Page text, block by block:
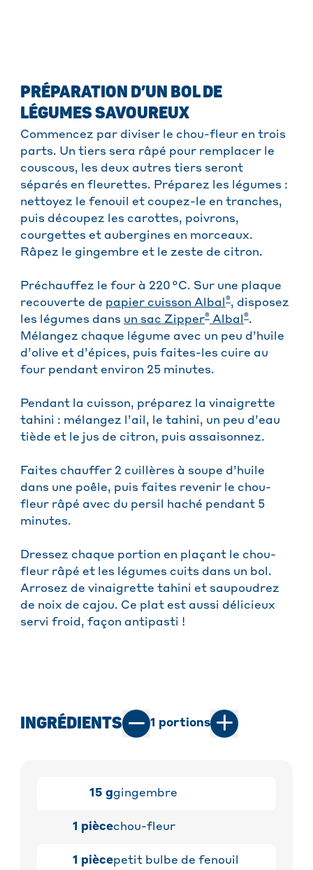
PRÉPARATION D’UN BOL DE
LÉGUMES SAVOUREUX
Commencez par diviser le chou-fleur en trois
parts. Un tiers sera râpé pour remplacer le
couscous, les deux autres tiers seront
séparés en fleurettes. Préparez les légumes :
nettoyez le fenouil et coupez-le en tranches,
puis découpez les carottes, poivrons,
courgettes et aubergines en morceaux.
Râpez le gingembre et le zeste de citron.
Préchauffez le four à 220 °C. Sur une plaque
recouverte de papier cuisson Albal®, disposez
les légumes dans un sac Zipper® Albal®.
Mélangez chaque légume avec un peu d’huile
d’olive et d’épices, puis faites-les cuire au
four pendant environ 25 minutes.
Pendant la cuisson, préparez la vinaigrette
tahini : mélangez l’ail, le tahini, un peu d’eau
tiède et le jus de citron, puis assaisonnez.
Faites chauffer 2 cuillères à soupe d’huile
dans une poêle, puis faites revenir le chou-
fleur râpé avec du persil haché pendant 5
minutes.
Dressez chaque portion en plaçant le chou-
fleur râpé et les légumes cuits dans un bol.
Arrosez de vinaigrette tahini et saupoudrez
de noix de cajou. Ce plat est aussi délicieux
servi froid, façon antipasti !
INGRÉDIENTS 1 portions
15 ggingembre
1 piècechou-fleur
1 piècepetit bulbe de fenouil